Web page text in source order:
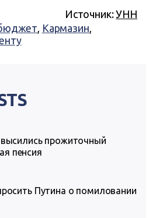
Источник:УНН
, Кармазин,
прожиточный
пенсия
Путина о помиловании